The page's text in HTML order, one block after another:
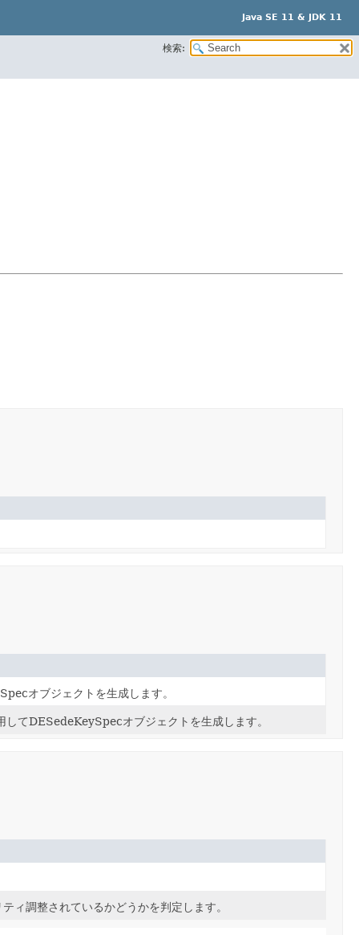
Java SE 11 & JDK 11
検索:
オブジェクトを生成します。
てDESedeKeySpecオブジェクトを生成します。
ィ調整されているかどうかを判定します。